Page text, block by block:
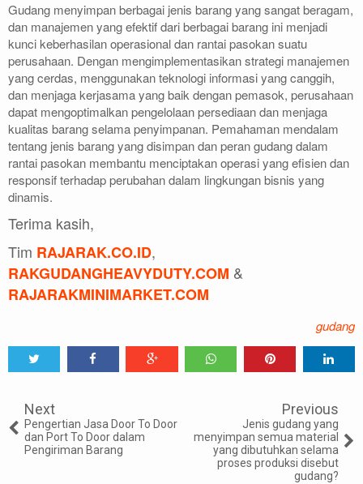
Gudang menyimpan berbagai jenis barang yang sangat beragam,
dan manajemen yang efektif dari berbagai barang ini menjadi
kunci keberhasilan operasional dan rantai pasokan suatu
perusahaan. Dengan mengimplementasikan strategi manajemen
yang cerdas, menggunakan teknologi informasi yang canggih,
dan menjaga kerjasama yang baik dengan pemasok, perusahaan
dapat mengoptimalkan pengelolaan persediaan dan menjaga
kualitas barang selama penyimpanan. Pemahaman mendalam
tentang jenis barang yang disimpan dan peran gudang dalam
rantai pasokan membantu menciptakan operasi yang efisien dan
responsif terhadap perubahan dalam lingkungan bisnis yang
dinamis.
Terima kasih,
Tim RAJARAK.CO.ID,
RAKGUDANGHEAVYDUTY.COM &
RAJARAKMINIMARKET.COM
gudang
Next
Pengertian Jasa Door To Door
dan Port To Door dalam
Pengiriman Barang
Previous
Jenis gudang yang
menyimpan semua material
yang dibutuhkan selama
proses produksi disebut
gudang?